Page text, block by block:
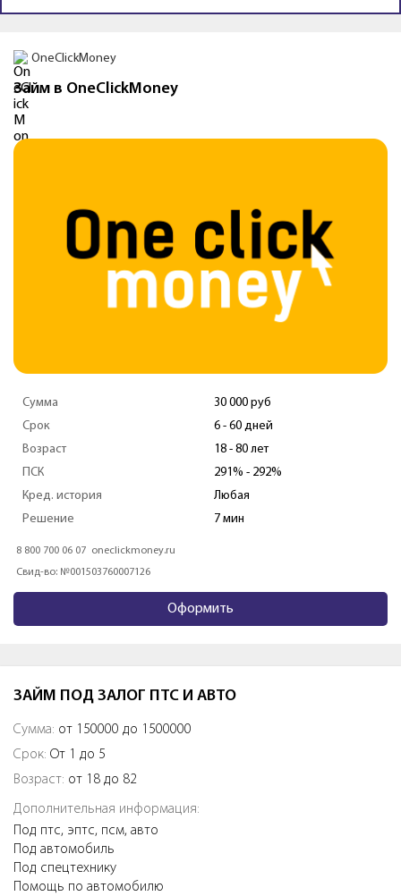
OneClickMoney
Займ в OneClickMoney
Сумма
30 000 руб
Срок
6 - 60 дней
Возраст
18 - 80 лет
ПСК
291% - 292%
Кред. история
Любая
Решение
7 мин
8 800 700 06 07 oneclickmoney.ru
Свид-во: №001503760007126
Оформить
ЗАЙМ ПОД ЗАЛОГ ПТС И АВТО
Сумма: от 150000 до 1500000
Срок: От 1 до 5
Возраст: от 18 до 82
Дополнительная информация:
Под птс, эптс, псм, авто
Под автомобиль
Под спецтехнику
Помощь по автомобилю